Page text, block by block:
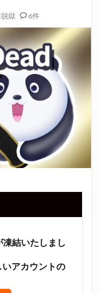
獄 6件
結いたしまし
アカウントの